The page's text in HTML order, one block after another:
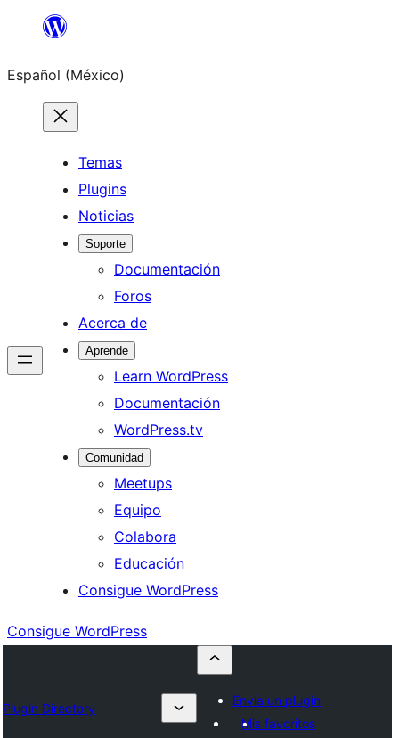
Saltar
contenido
Español (México)
Temas
Plugins
Noticias
Soporte
Documentación
Foros
Acerca de
Aprende
Learn WordPress
Documentación
WordPress.tv
Comunidad
Meetups
Equipo
Colabora
Educación
Consigue WordPress
Consigue WordPress
Plugin Directory
Envía un plugin
Mis favoritos